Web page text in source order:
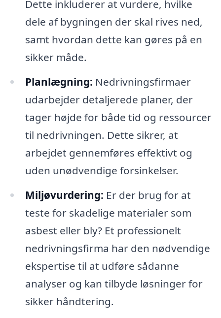
Dette inkluderer at vurdere, hvilke
dele af bygningen der skal rives ned,
samt hvordan dette kan gøres på en
sikker måde.
Planlægning: Nedrivningsfirmaer
udarbejder detaljerede planer, der
tager højde for både tid og ressourcer
til nedrivningen. Dette sikrer, at
arbejdet gennemføres effektivt og
uden unødvendige forsinkelser.
Miljøvurdering: Er der brug for at
teste for skadelige materialer som
asbest eller bly? Et professionelt
nedrivningsfirma har den nødvendige
ekspertise til at udføre sådanne
analyser og kan tilbyde løsninger for
sikker håndtering.